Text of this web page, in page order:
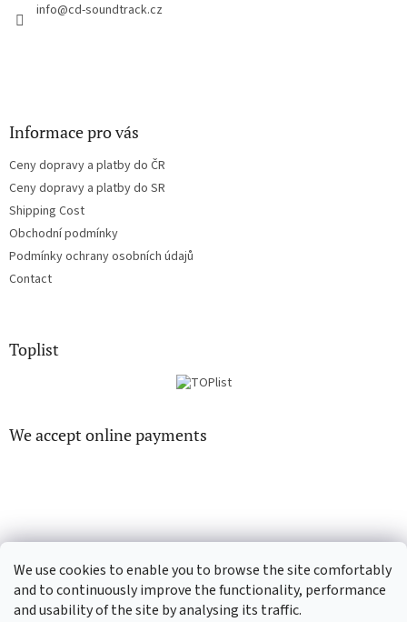
We use cookies to enable you to browse the site comfortably
and to continuously improve the functionality, performance
and usability of the site by analysing its traffic.
info@cd-soundtrack.cz
Informace pro vás
Ceny dopravy a platby do ČR
Ceny dopravy a platby do SR
Shipping Cost
Obchodní podmínky
Podmínky ochrany osobních údajů
Contact
Toplist
We accept online payments